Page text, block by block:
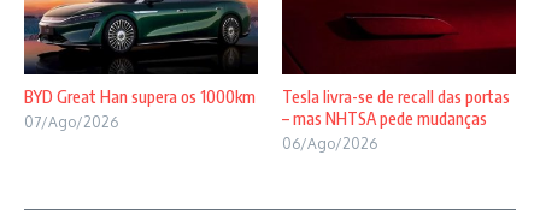
BYD Great Han supera os 1000km
07/Ago/2026
Tesla livra-se de recall das portas
– mas NHTSA pede mudanças
06/Ago/2026